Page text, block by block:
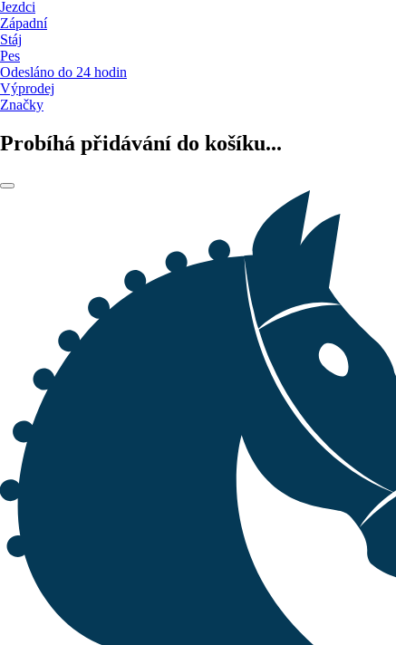
Jezdci
Západní
Stáj
Pes
Odesláno do 24 hodin
Výprodej
Značky
Probíhá přidávání do košíku...